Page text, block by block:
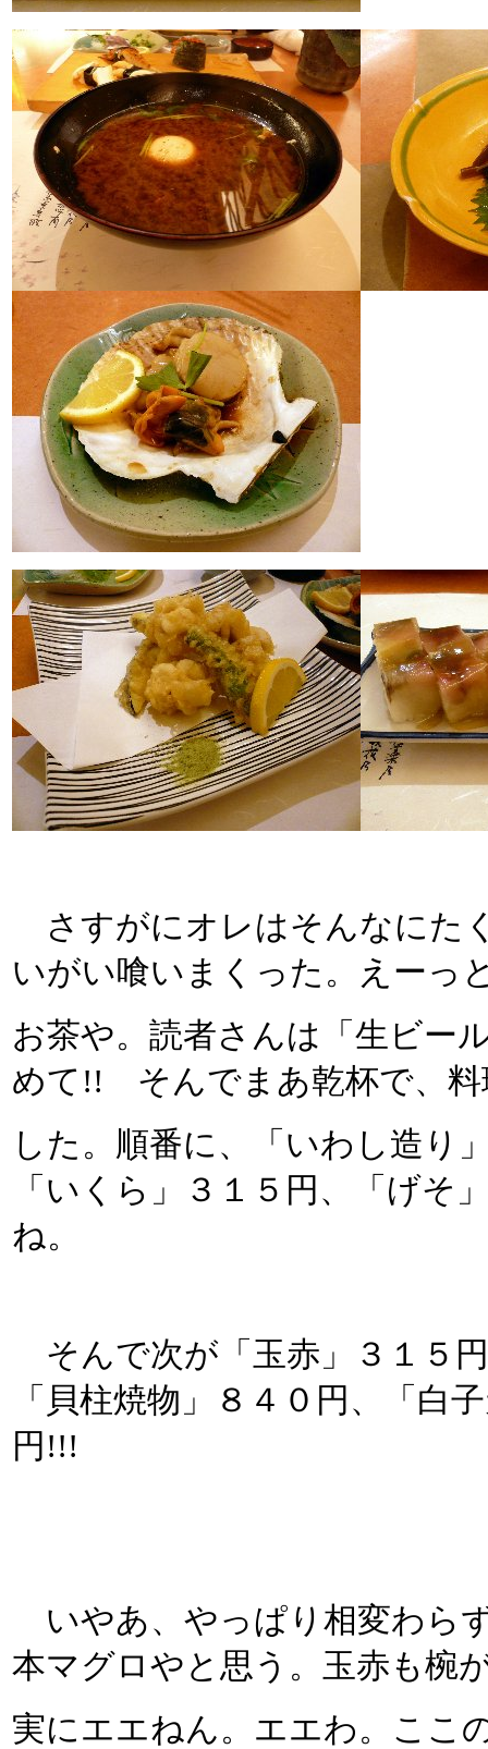
さすがにオレはそんなにた
いがい喰いまくった。えーっ
お茶や。読者さんは「生ビー
めて!! そんでまあ乾杯で、料
した。順番に、「いわし造り
「いくら」３１５円、「げそ
ね。
そんで次が「玉赤」３１５
「貝柱焼物」８４０円、「白
円!!!
いやあ、やっぱり相変わら
本マグロやと思う。玉赤も椀
実にエエねん。エエわ。ここ